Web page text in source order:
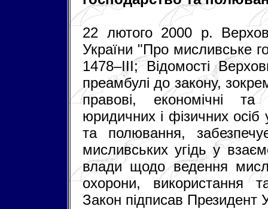
22 лютого 2000 р.
України "Про мисливське
1478–III; Відомості
преамбулі до закону,
правові, економічні та
юридичних і фізичних осіб
та полювання,
мисливських угідь у
влади щодо ведення
охорони, використання
Закон підписав